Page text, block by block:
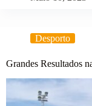
Europa Desporto
Grandes Resultados